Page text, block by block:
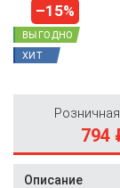
ВЫГОДНО
ХИТ
–15%
794
Описание